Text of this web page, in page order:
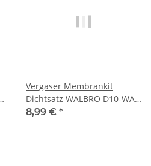
Vergaser Membrankit
Dichtsatz WALBRO D10-WAT
Membransatz
8,99 € *